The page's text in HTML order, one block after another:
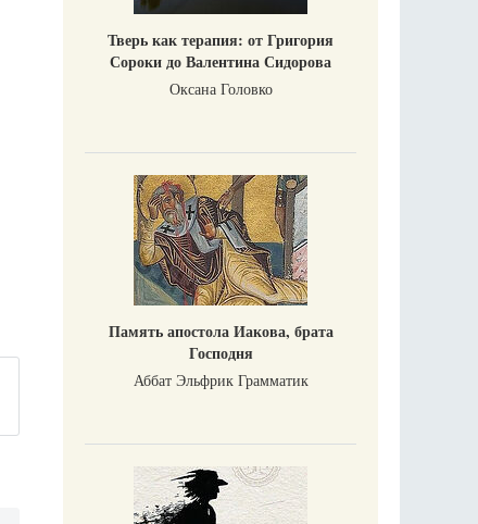
Тверь как терапия: от Григория
Сороки до Валентина Сидорова
Оксана Головко
Память апостола Иакова, брата
Господня
Аббат Эльфрик Грамматик